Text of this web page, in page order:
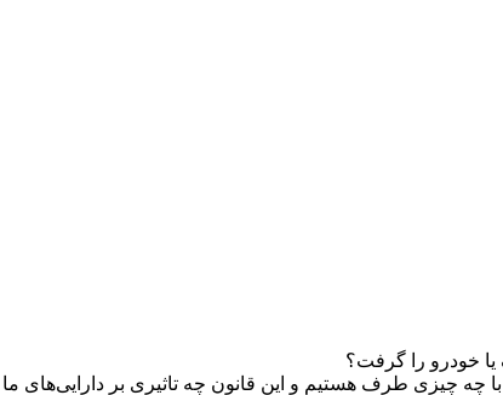
یا خودرو را گرفت؟
چه چیزی طرف هستیم و این قانون چه تاثیری بر دارایی‌های ما